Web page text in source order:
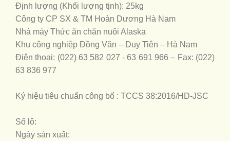
Định lượng (Khối lượng tịnh): 25kg
Công ty CP SX & TM Hoàn Dương Hà Nam
Nhà máy Thức ăn chăn nuôi Alaska
Khu công nghiệp Đồng Văn – Duy Tiên – Hà Nam
Điện thoại: (022) 63 582 027 - 63 691 966 – Fax: (022)
63 836 977
Ký hiệu tiêu chuẩn công bố : TCCS 38:2016/HD-JSC
Số lô:
Ngày sản xuất: